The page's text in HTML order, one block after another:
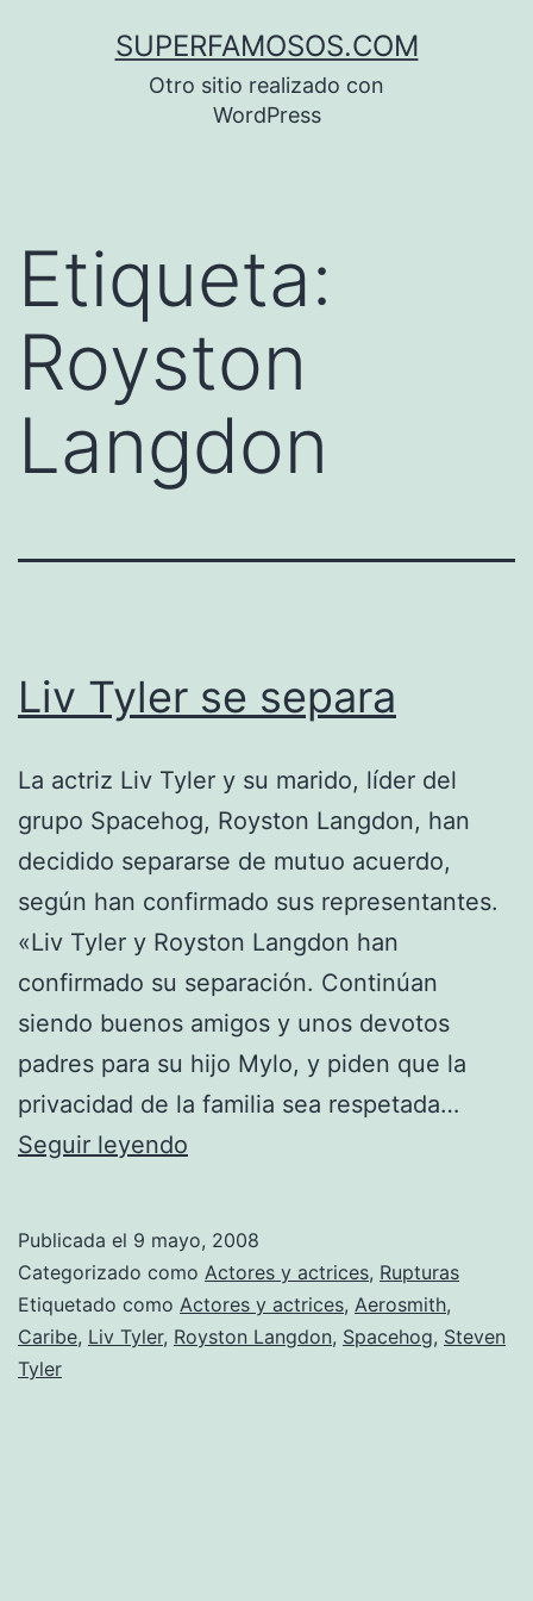
SUPERFAMOSOS.COM
Otro sitio realizado con
WordPress
Etiqueta:
Royston
Langdon
Liv Tyler se separa
La actriz Liv Tyler y su marido, líder del
grupo Spacehog, Royston Langdon, han
decidido separarse de mutuo acuerdo,
según han confirmado sus representantes.
«Liv Tyler y Royston Langdon han
confirmado su separación. Continúan
siendo buenos amigos y unos devotos
padres para su hijo Mylo, y piden que la
privacidad de la familia sea respetada…
Seguir leyendo
separa
Publicada el 9 mayo, 2008
Categorizado como Actores y actrices, Rupturas
Etiquetado como Actores y actrices, Aerosmith,
Caribe, Liv Tyler, Royston Langdon, Spacehog, Steven
Tyler